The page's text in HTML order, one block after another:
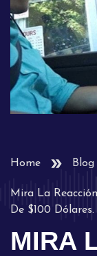
Home Blog
Mira La
De $100 Dólares.
MIRA